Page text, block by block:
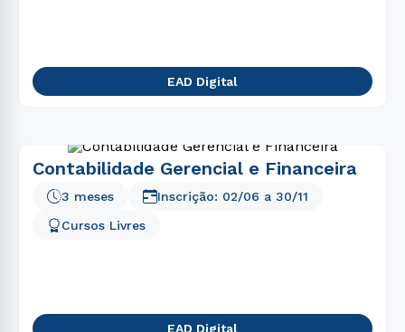
EAD Digital
Contabilidade Gerencial e Financeira
Cursos Livres
3 meses Inscrição: 02/06 a 30/11
EAD Digital